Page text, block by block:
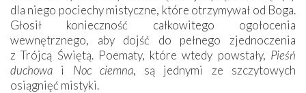
dla niego pociechy mistyczne, które otrzymywał od Boga.
Głosił konieczność całkowitego ogołocenia
wewnętrznego, aby dojść do pełnego zjednoczenia
z Trójcą Świętą. Poematy, które wtedy powstały, Pieśń
duchowa i Noc ciemna, są jednymi ze szczytowych
osiągnięć mistyki.